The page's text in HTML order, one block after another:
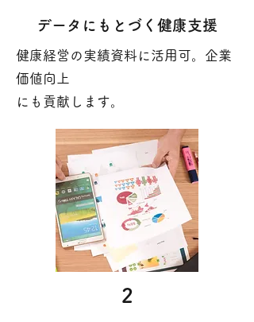
データにもとづく健康支援
健康経営の実績資料に活用可。企業
価値向上
にも貢献します。
2